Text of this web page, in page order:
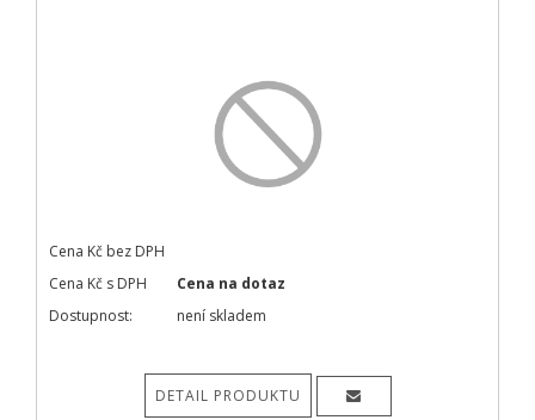
Cena Kč bez DPH
Cena Kč s DPH
Cena na dotaz
Dostupnost:
není skladem
DETAIL PRODUKTU